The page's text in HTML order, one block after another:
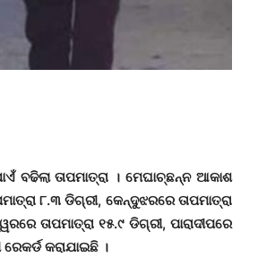
ବଢିଲା ତାପମାତ୍ରା । ମେଘାଚ୍ଛନ୍ନ ଆକାଶ
୮.୩ ଡିଗ୍ରୀ, କେନ୍ଦୁଝରରେ ତାପମାତ୍ରା
ତାପମାତ୍ରା ୧୫.୯ ଡିଗ୍ରୀ, ପାରାଦୀପରେ
କରାଯାଇଛି ।